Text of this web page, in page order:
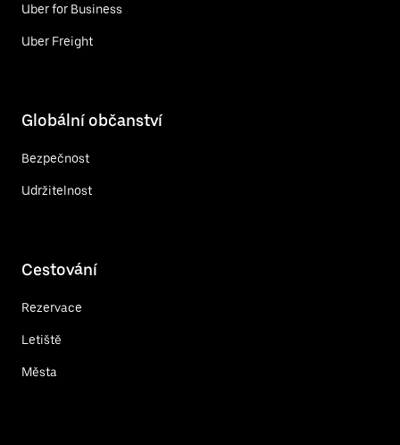
Uber for Business
Uber Freight
Globální občanství
Bezpečnost
Udržitelnost
Cestování
Rezervace
Letiště
Města